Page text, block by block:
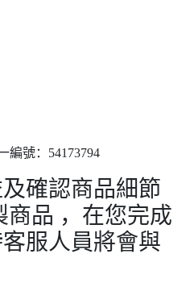
編號：54173794
確認商品細節
商品 ，在您完成
服人員將會與